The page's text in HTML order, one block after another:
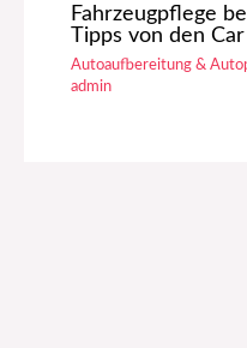
Fahrzeugpflege
Tipps von den
Autoaufbereitung &
admin